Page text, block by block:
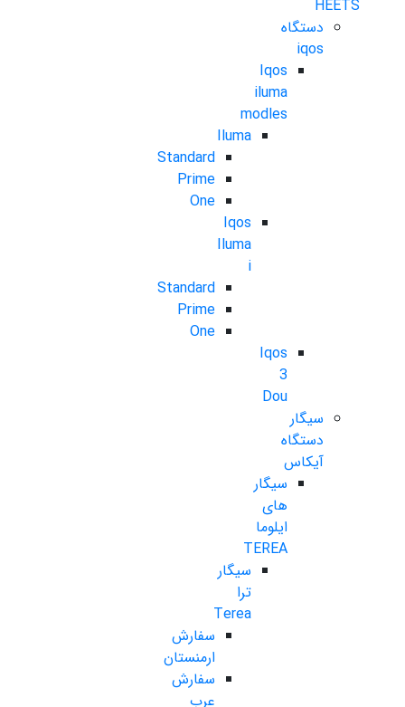
HEETS
دستگاه
iqos
Iqos
iluma
modles
Iluma
Standard
Prime
One
Iqos
Iluma
i
Standard
Prime
One
Iqos
3
Dou
سیگار
دستگاه
آیکاس
سیگار
های
ایلوما
TEREA
سیگار
ترا
Terea
سفارش
ارمنستان
سفارش
عرب